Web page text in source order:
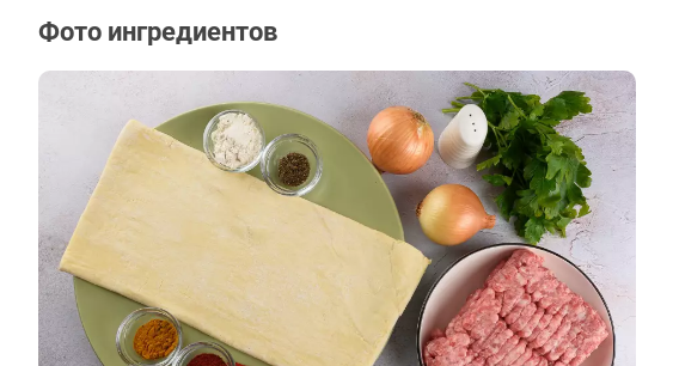
Фото ингредиентов